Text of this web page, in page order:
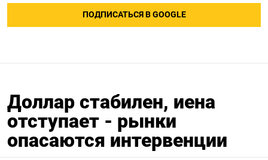
ПОДПИСАТЬСЯ В GOOGLE
Доллар стабилен, иена
отступает - рынки
опасаются интервенции